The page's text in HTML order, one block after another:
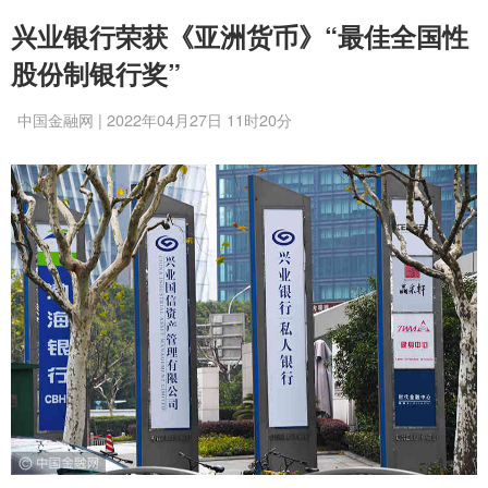
兴业银行荣获《亚洲货币》“最佳全国性
股份制银行奖”
中国金融网 | 2022年04月27日 11时20分